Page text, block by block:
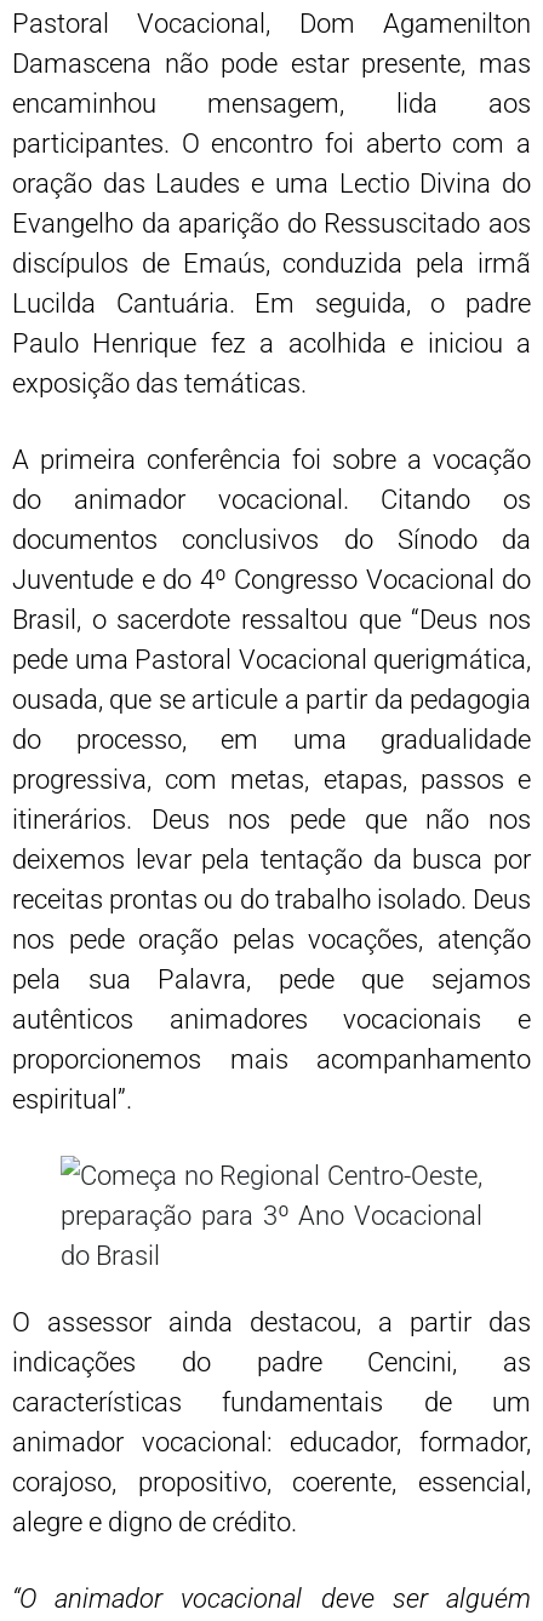
Pastoral Vocacional, Dom Agamenilton
Damascena não pode estar presente, mas
encaminhou mensagem, lida aos
participantes. O encontro foi aberto com a
oração das Laudes e uma Lectio Divina do
Evangelho da aparição do Ressuscitado aos
discípulos de Emaús, conduzida pela irmã
Lucilda Cantuária. Em seguida, o padre
Paulo Henrique fez a acolhida e iniciou a
exposição das temáticas.
A primeira conferência foi sobre a vocação
do animador vocacional. Citando os
documentos conclusivos do Sínodo da
Juventude e do 4º Congresso Vocacional do
Brasil, o sacerdote ressaltou que “Deus nos
pede uma Pastoral Vocacional querigmática,
ousada, que se articule a partir da pedagogia
do processo, em uma gradualidade
progressiva, com metas, etapas, passos e
itinerários. Deus nos pede que não nos
deixemos levar pela tentação da busca por
receitas prontas ou do trabalho isolado. Deus
nos pede oração pelas vocações, atenção
pela sua Palavra, pede que sejamos
autênticos animadores vocacionais e
proporcionemos mais acompanhamento
espiritual”.
O assessor ainda destacou, a partir das
indicações do padre Cencini, as
características fundamentais de um
animador vocacional: educador, formador,
corajoso, propositivo, coerente, essencial,
alegre e digno de crédito.
“O animador vocacional deve ser alguém